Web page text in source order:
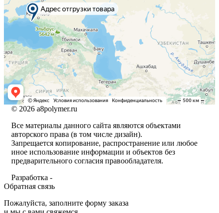
© 2026 a8polymer.ru
Все материалы данного сайта являются объектами
авторского права (в том числе дизайн).
Запрещается копирование, распространение или любое
иное использование информации и объектов без
предварительного согласия правообладателя.
Разработка -
Обратная связь
Пожалуйста, заполните форму заказа